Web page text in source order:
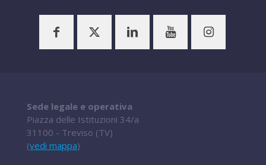
Sede legale e operativa
Piazza delle Istituzioni 34/a
31100 - Treviso (TV)
(vedi mappa)